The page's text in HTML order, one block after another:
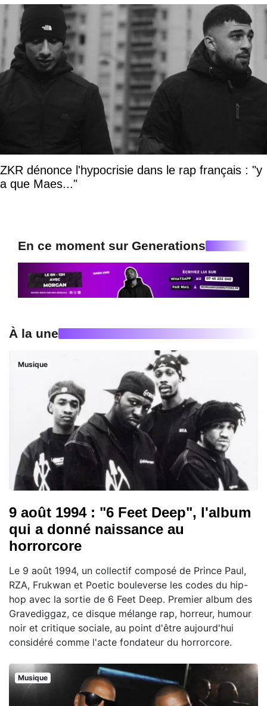
ZKR dénonce l'hypocrisie dans le rap français : "y
a que Maes..."
En ce moment sur Generations
À la une
Musique
9 août 1994 : "6 Feet Deep", l'album
qui a donné naissance au
horrorcore
Le 9 août 1994, un collectif composé de Prince Paul,
RZA, Frukwan et Poetic bouleverse les codes du hip-
hop avec la sortie de 6 Feet Deep. Premier album des
Gravediggaz, ce disque mélange rap, horreur, humour
noir et critique sociale, au point d'être aujourd'hui
considéré comme l'acte fondateur du horrorcore.
Musique